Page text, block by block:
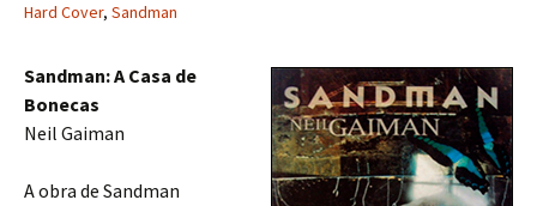
Hard Cover, Sandman
Sandman: A Casa de
Bonecas
Neil Gaiman
A obra de Sandman